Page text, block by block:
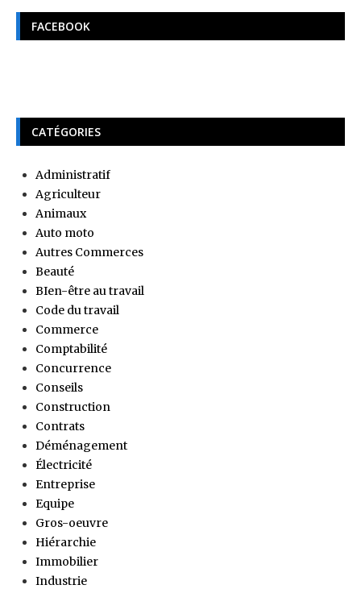
FACEBOOK
CATÉGORIES
Administratif
Agriculteur
Animaux
Auto moto
Autres Commerces
Beauté
BIen-être au travail
Code du travail
Commerce
Comptabilité
Concurrence
Conseils
Construction
Contrats
Déménagement
Électricité
Entreprise
Equipe
Gros-oeuvre
Hiérarchie
Immobilier
Industrie